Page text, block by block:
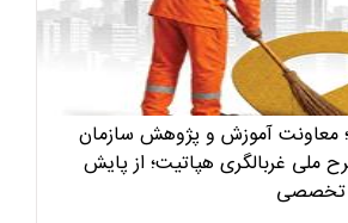
معاونت آموزش و پژوهش سازمان
ملی غربالگری هپاتیت؛ از پایش
تخصصی